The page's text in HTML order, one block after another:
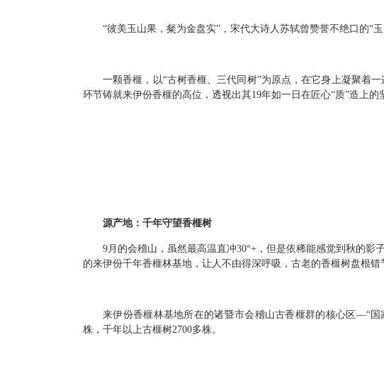
“彼美玉山果，粲为金盘实”，宋代大诗人苏轼曾赞誉不绝口的“
一颗香榧，以“古树香榧、三代同树”为原点，在它身上凝聚着
环节铸就来伊份香榧的高位，透视出其19年如一日在匠心“质”造上的
源产地：千年守望香榧树
9月的会稽山，虽然最高温直冲30°+，但是依稀能感觉到秋的影
的来伊份千年香榧林基地，让人不由得深呼吸，古老的香榧树盘根错
来伊份香榧林基地所在的诸暨市会稽山古香榧群的核心区—“
株，千年以上古榧树2700多株。